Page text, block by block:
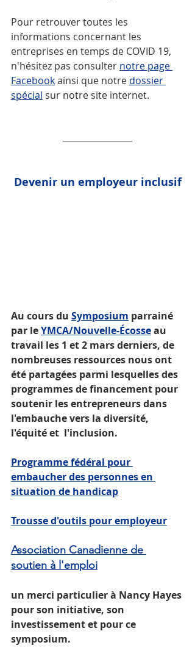
Pour retrouver toutes les
informations concernant les
entreprises en temps de COVID 19,
n'hésitez pas consulter notre page
Facebook ainsi que notre dossier
spécial sur notre site internet.
Devenir un employeur inclusif
Au cours du Symposium parrainé
par le YMCA/Nouvelle-Écosse au
travail les 1 et 2 mars derniers, de
nombreuses ressources nous ont
été partagées parmi lesquelles des
programmes de financement pour
soutenir les entrepreneurs dans
l'embauche vers la diversité,
l'équité et  l'inclusion.
Programme fédéral pour
embaucher des personnes en
situation de handicap
Trousse d'outils pour employeur
Association Canadienne de
soutien à l'emploi
un merci particulier à Nancy Hayes
pour son initiative, son
investissement et pour ce
symposium.